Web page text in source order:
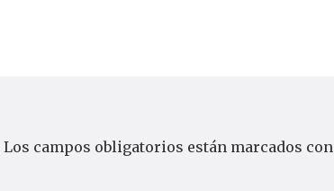
Los campos obligatorios están marcados con